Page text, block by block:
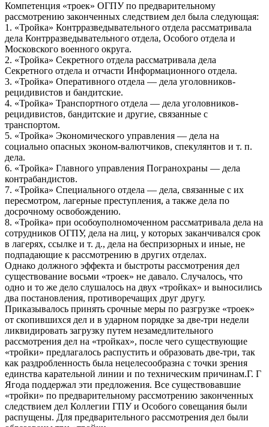
Компетенция «троек» ОГПУ по предварительному
рассмотрению законченных следствием дел была следующая:
1. «Тройка» Контрразведывательного отдела рассматривала
дела Контрразведывательного отдела, Особого отдела и
Московского военного округа.
2. «Тройка» Секретного отдела рассматривала дела
Секретного отдела и отчасти Информационного отдела.
3. «Тройка» Оперативного отдела — дела уголовников-
рецидивистов и бандитские.
4. «Тройка» Транспортного отдела — дела уголовников-
рецидивистов, бандитские и другие, связанные с
транспортом.
5. «Тройка» Экономического управления — дела на
социально опасных эконом-валютчиков, спекулянтов и т. п.
дела.
6. «Тройка» Главного управления Погранохраны — дела
контрабандистов.
7. «Тройка» Специального отдела — дела, связанные с их
пересмотром, лагерные преступления, а также дела по
досрочному освобождению.
8. «Тройка» при особоуполномоченном рассматривала дела на
сотрудников ОГПУ, дела на лиц, у которых заканчивался срок
в лагерях, ссылке и т. д., дела на беспризорных и иные, не
подпадающие к рассмотрению в других отделах.
Однако должного эффекта и быстроты рассмотрения дел
существование восьми «троек» не давало. Случалось, что
одно и то же дело слушалось на двух «тройках» и выносились
два постановления, противоречащих друг другу.
Приказывалось принять срочные меры по разгрузке «троек»
от скопившихся дел и в ударном порядке за две-три недели
ликвидировать загрузку путем незамедлительного
рассмотрения дел на «тройках», после чего существующие
«тройки» предлагалось распустить и образовать две-три, так
как раздробленность была нецелесообразна с точки зрения
единства карательной линии и по техническим причинам.Г. Г
Ягода поддержал эти предложения. Все существовавшие
«тройки» по предварительному рассмотрению законченных
следствием дел Коллегии ГПУ и Особого совещания были
распущены. Для предварительного рассмотрения дел были